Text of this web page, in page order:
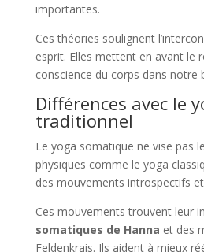
importantes.
Ces théories soulignent
esprit. Elles mettent en avant le
conscience du corps dans notre
Différences avec le
traditionnel
Le yoga somatique ne vise pas
physiques comme le yoga
des mouvements introspectifs
Ces mouvements trouvent leur
somatiques de Hanna et des
Feldenkrais. Ils aident à mieux